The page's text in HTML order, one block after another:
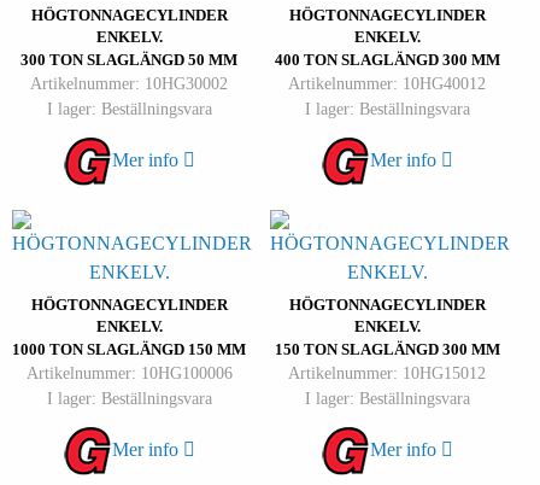
HÖGTONNAGECYLINDER
ENKELV.
300 TON SLAGLÄNGD 50 MM
Artikelnummer: 10HG30002
I lager: Beställningsvara
Mer info
HÖGTONNAGECYLINDER
ENKELV.
400 TON SLAGLÄNGD 300 MM
Artikelnummer: 10HG40012
I lager: Beställningsvara
Mer info
HÖGTONNAGECYLINDER
ENKELV.
1000 TON SLAGLÄNGD 150 MM
Artikelnummer: 10HG100006
I lager: Beställningsvara
Mer info
HÖGTONNAGECYLINDER
ENKELV.
150 TON SLAGLÄNGD 300 MM
Artikelnummer: 10HG15012
I lager: Beställningsvara
Mer info